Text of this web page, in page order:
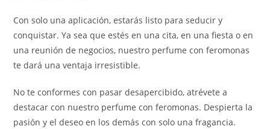
Con solo una aplicación, estarás listo para seducir y
conquistar. Ya sea que estés en una cita, en una fiesta o en
una reunión de negocios, nuestro perfume con feromonas
te dará una ventaja irresistible.
No te conformes con pasar desapercibido, atrévete a
destacar con nuestro perfume con feromonas. Despierta la
pasión y el deseo en los demás con solo una fragancia.